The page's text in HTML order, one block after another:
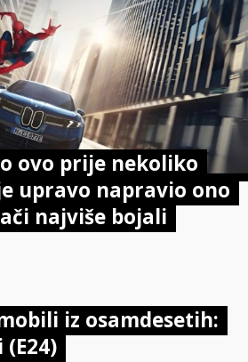
ovo prije nekoliko
upravo napravio ono
najviše bojali
iz osamdesetih:
(E24)